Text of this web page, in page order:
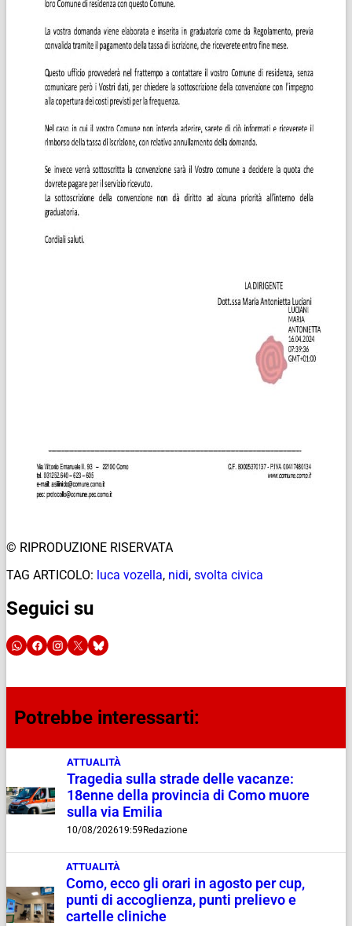
© RIPRODUZIONE RISERVATA
TAG ARTICOLO: luca vozella, nidi, svolta civica
Seguici su
Potrebbe interessarti:
ATTUALITÀ
Tragedia sulla strade delle vacanze:
18enne della provincia di Como muore
sulla via Emilia
10/08/202619:59 Redazione
ATTUALITÀ
Como, ecco gli orari in agosto per cup,
punti di accoglienza, punti prelievo e
cartelle cliniche